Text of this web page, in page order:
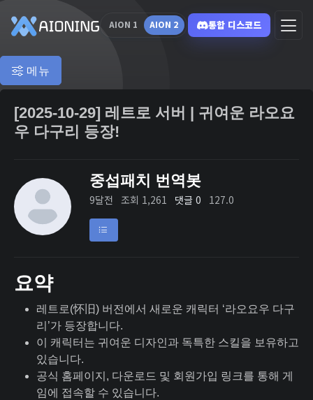
AION 1 AION 2 통합 디스코드
메뉴
[2025-10-29] 레트로 서버 | 귀여운 라오요
우 다구리 등장!
중섭패치 번역봇
9달전 조회 1,261 댓글 0 127.0
요약
레트로(怀旧) 버전에서 새로운 캐릭터 ‘라오요우 다구
리’가 등장합니다.
이 캐릭터는 귀여운 디자인과 독특한 스킬을 보유하고
있습니다.
공식 홈페이지, 다운로드 및 회원가입 링크를 통해 게
임에 접속할 수 있습니다.